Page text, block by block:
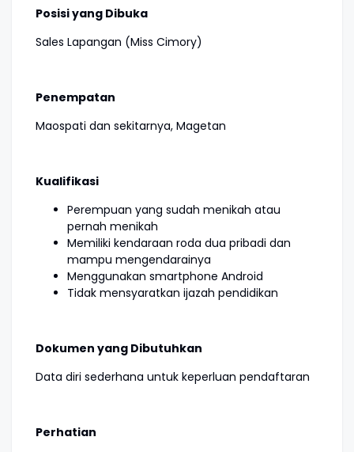
Posisi yang Dibuka
Sales Lapangan (Miss Cimory)
Penempatan
Maospati dan sekitarnya, Magetan
Kualifikasi
Perempuan yang sudah menikah atau
pernah menikah
Memiliki kendaraan roda dua pribadi dan
mampu mengendarainya
Menggunakan smartphone Android
Tidak mensyaratkan ijazah pendidikan
Dokumen yang Dibutuhkan
Data diri sederhana untuk keperluan pendaftaran
Perhatian